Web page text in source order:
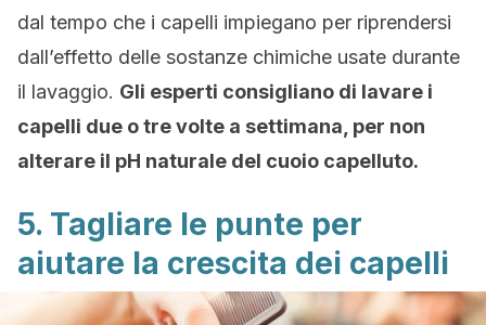
dal tempo che i capelli impiegano per riprendersi
dall’effetto delle sostanze chimiche usate durante
il lavaggio. Gli esperti consigliano di lavare i
capelli due o tre volte a settimana, per non
alterare il pH naturale del cuoio capelluto.
5. Tagliare le punte per
aiutare la crescita dei capelli